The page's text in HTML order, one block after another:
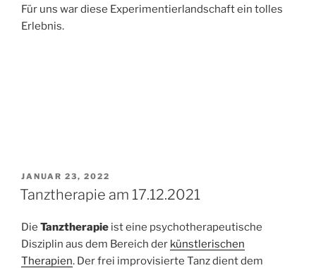
Für uns war diese Experimentierlandschaft ein tolles
Erlebnis.
VERÖFFENTLICHT
AM
JANUAR 23, 2022
Tanztherapie am 17.12.2021
Die Tanztherapie ist eine psychotherapeutische
Disziplin aus dem Bereich der künstlerischen
Therapien. Der frei improvisierte Tanz dient dem